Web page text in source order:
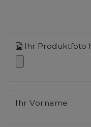
Ihr Produktfoto
Ihr Vorname